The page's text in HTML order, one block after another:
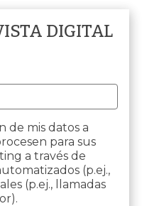
DIGITAL
de mis datos a
para sus
a través de
(p.ej.,
(p.ej., llamadas